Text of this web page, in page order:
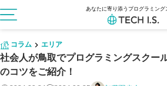
あなたに寄り添うプログラミング
コラム エリア
社会人が鳥取でプログラミングスクー
のコツをご紹介！